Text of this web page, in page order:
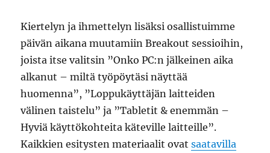
Kiertelyn ja ihmettelyn lisäksi osallistuimme
päivän aikana muutamiin Breakout sessioihin,
joista itse valitsin ”Onko PC:n jälkeinen aika
alkanut – miltä työpöytäsi näyttää
huomenna”, ”Loppukäyttäjän laitteiden
välinen taistelu” ja ”Tabletit & enemmän –
Hyviä käyttökohteita käteville laitteille”.
Kaikkien esitysten materiaalit ovatsaatavilla